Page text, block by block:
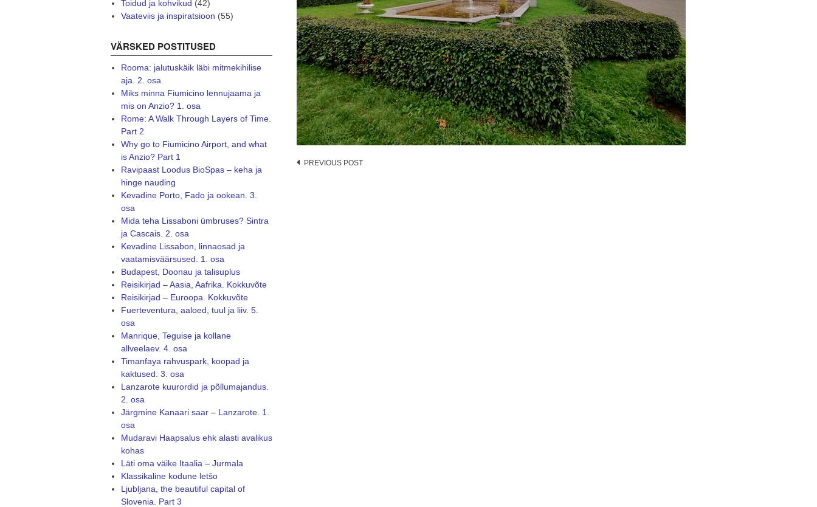
Post
PREVIOUS POST
Toidud ja kohvikud (42)
Vaateviis ja inspiratsioon (55)
VÄRSKED POSTITUSED
Rooma: jalutuskäik läbi mitmekihilise
aja. 2. osa
Miks minna Fiumicino lennujaama ja
mis on Anzio? 1. osa
Rome: A Walk Through Layers of Time.
Part 2
Why go to Fiumicino Airport, and what
is Anzio? Part 1
Ravipaast Loodus BioSpas – keha ja
hinge nauding
Kevadine Porto, Fado ja ookean. 3.
osa
Mida teha Lissaboni ümbruses? Sintra
ja Cascais. 2. osa
Kevadine Lissabon, linnaosad ja
vaatamisväärsused. 1. osa
Budapest, Doonau ja talisuplus
Reisikirjad – Aasia, Aafrika. Kokkuvõte
Reisikirjad – Euroopa. Kokkuvõte
Fuerteventura, aaloed, tuul ja liiv. 5.
osa
Manrique, Teguise ja kollane
allveelaev. 4. osa
Timanfaya rahvuspark, koopad ja
kaktused. 3. osa
Lanzarote kuurordid ja põllumajandus.
2. osa
Järgmine Kanaari saar – Lanzarote. 1.
osa
Mudaravi Haapsalus ehk alasti avalikus
kohas
Läti oma väike Itaalia – Jurmala
Klassikaline kodune letšo
Ljubljana, the beautiful capital of
Slovenia. Part 3